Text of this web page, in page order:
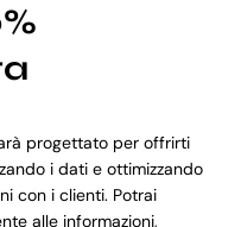
progettato per offrirti
i dati e ottimizzando
con i clienti. Potrai
alle informazioni,